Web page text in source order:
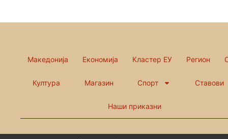
Македонија Економија Кластер ЕУ Регион
Култура Магазин Спорт Ставови
Наши приказни